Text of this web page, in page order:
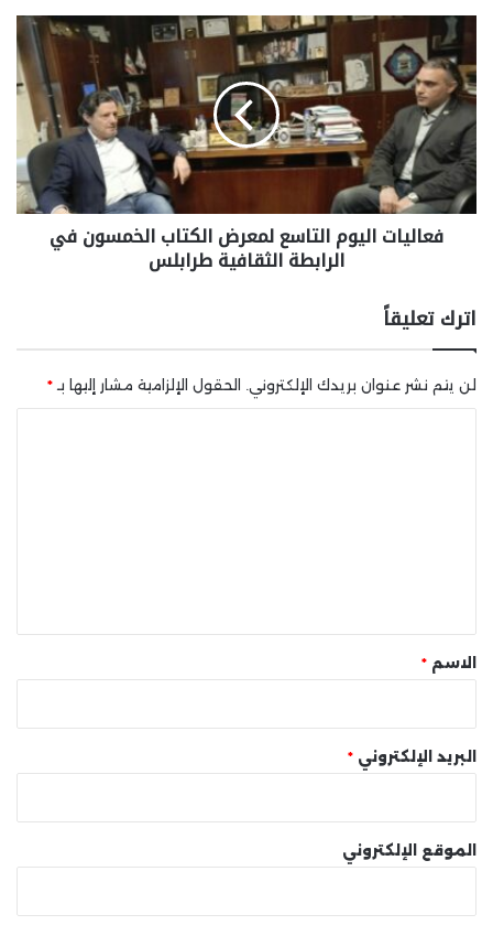
فعاليات اليوم التاسع لمعرض الكتاب الخمسون في
الرابطة الثقافية طرابلس
اترك تعليقاً
لن يتم نشر عنوان بريدك الإلكتروني. الحقول الإلزامية مشار إليها بـ*
* الاسم *
البريد الإلكتروني *
الموقع الإلكتروني